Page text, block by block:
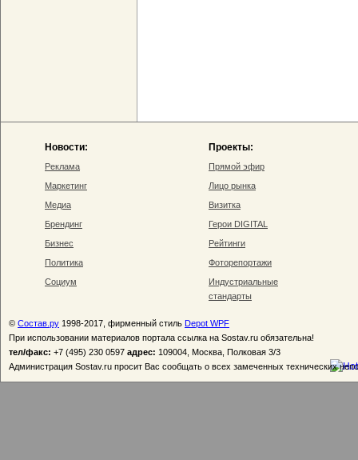
Новости:
Реклама
Маркетинг
Медиа
Брендинг
Бизнес
Политика
Социум
Проекты:
Прямой эфир
Лицо рынка
Визитка
Герои DIGITAL
Рейтинги
Фоторепортажи
Индустриальные
стандарты
© Состав.ру 1998-2017, фирменный стиль Depot WPF
При использовании материалов портала ссылка на Sostav.ru обязательна!
тел/факс: +7 (495) 230 0597 адрес: 109004, Москва, Полковая 3/3
Администрация Sostav.ru просит Вас сообщать о всех замеченных технических